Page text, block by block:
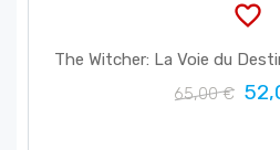
favorite_border
The Witcher: La Voie du
65,00 €